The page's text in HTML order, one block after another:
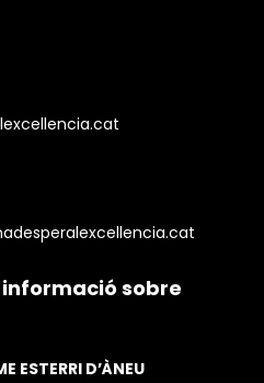
sobre
ESTERRI D’ÀNEU